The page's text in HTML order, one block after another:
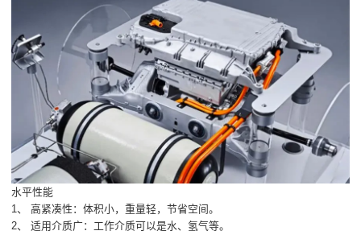
水平性能
1、 高紧凑性：体积小，重量轻，节省空间。
2、 适用介质广：工作介质可以是水、氢气等。